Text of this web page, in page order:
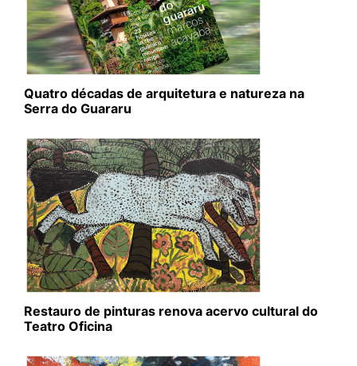
Quatro décadas de arquitetura e natureza na
Serra do Guararu
Restauro de pinturas renova acervo cultural do
Teatro Oficina